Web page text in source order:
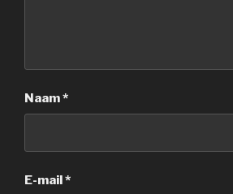
Naam*
E-mail*